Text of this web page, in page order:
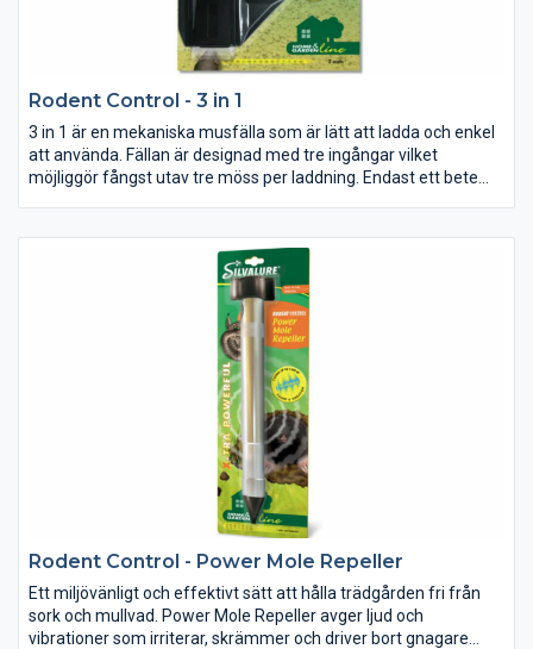
Rodent Control - 3 in 1
3 in 1 är en mekaniska musfälla som är lätt att ladda och enkel
att använda. Fällan är designad med tre ingångar vilket
möjliggör fångst utav tre möss per laddning. Endast ett bete
Rodent Control - Power Mole Repeller
Ett miljövänligt och effektivt sätt att hålla trädgården fri från
sork och mullvad. Power Mole Repeller avger ljud och
vibrationer som irriterar, skrämmer och driver bort gnagare